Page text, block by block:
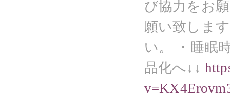
び協力をお
願い致しま
い。 ・睡眠
品化へ↓↓